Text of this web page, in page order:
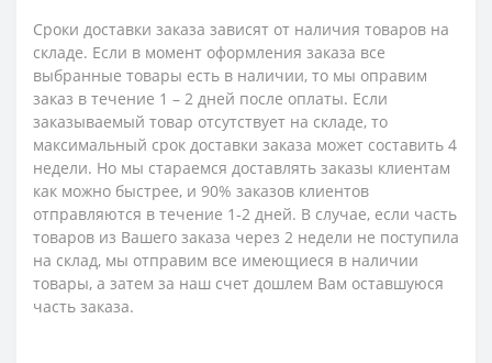
Сроки доставки заказа зависят от наличия товаров на
складе. Если в момент оформления заказа все
выбранные товары есть в наличии, то мы оправим
заказ в течение 1 – 2 дней после оплаты. Если
заказываемый товар отсутствует на складе, то
максимальный срок доставки заказа может составить 4
недели. Но мы стараемся доставлять заказы клиентам
как можно быстрее, и 90% заказов клиентов
отправляются в течение 1-2 дней. В случае, если часть
товаров из Вашего заказа через 2 недели не поступила
на склад, мы отправим все имеющиеся в наличии
товары, а затем за наш счет дошлем Вам оставшуюся
часть заказа.